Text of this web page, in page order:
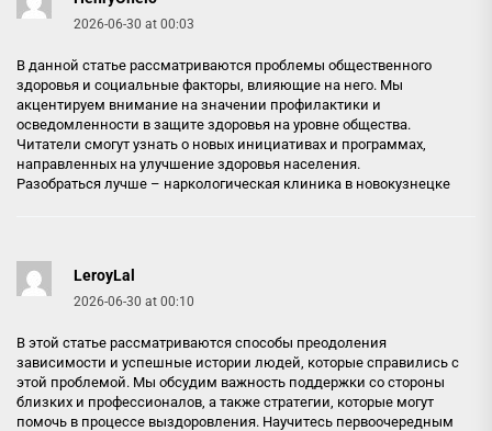
2026-06-30 at 00:03
В данной статье рассматриваются проблемы общественного
здоровья и социальные факторы, влияющие на него. Мы
акцентируем внимание на значении профилактики и
осведомленности в защите здоровья на уровне общества.
Читатели смогут узнать о новых инициативах и программах,
направленных на улучшение здоровья населения.
Разобраться лучше – наркологическая клиника в новокузнецке
LeroyLal
2026-06-30 at 00:10
В этой статье рассматриваются способы преодоления
зависимости и успешные истории людей, которые справились с
этой проблемой. Мы обсудим важность поддержки со стороны
близких и профессионалов, а также стратегии, которые могут
помочь в процессе выздоровления. Научитесь первоочередным